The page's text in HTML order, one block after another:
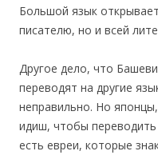
Большой язык
писателю, но и всей
Другое дело, что
переводят на другие
неправильно. Но
идиш, чтобы переводить
есть евреи, которые